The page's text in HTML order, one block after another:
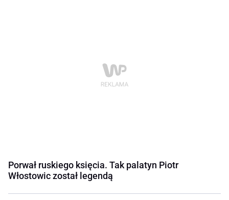
Porwał ruskiego księcia. Tak palatyn Piotr
Włostowic został legendą